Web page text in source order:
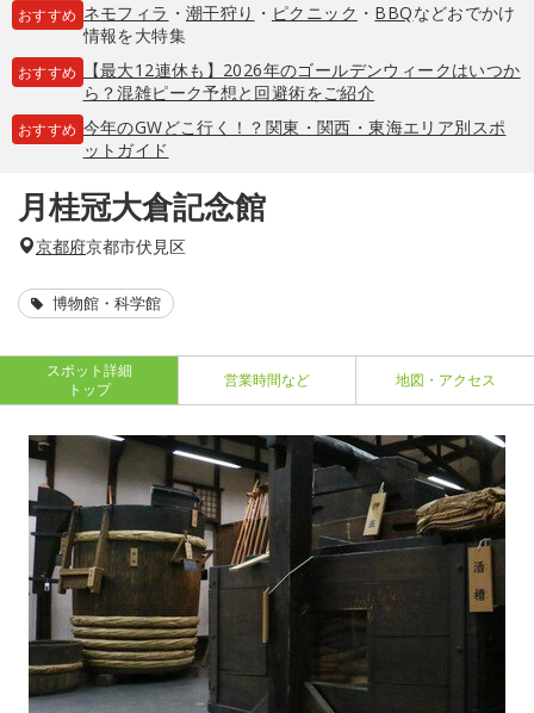
おすすめ ネモフィラ ・ 潮干狩り ・ ピクニック ・ BBQなどおでかけ
情報を大特集
おすすめ
【最大12連休も】2026年のゴールデンウィークはいつか
ら？混雑ピーク予想と回避術をご紹介
おすすめ 今年のGWどこ行く！？関東・関西・東海エリア別スポ
ットガイド
月桂冠大倉記念館
京都府京都市伏見区
博物館・科学館
スポット詳細
トップ
営業時間など 地図・アクセス